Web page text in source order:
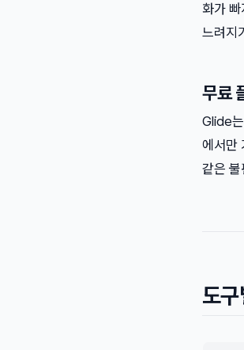
화가
느려지
무료
Glide
에서만
같은 불
도